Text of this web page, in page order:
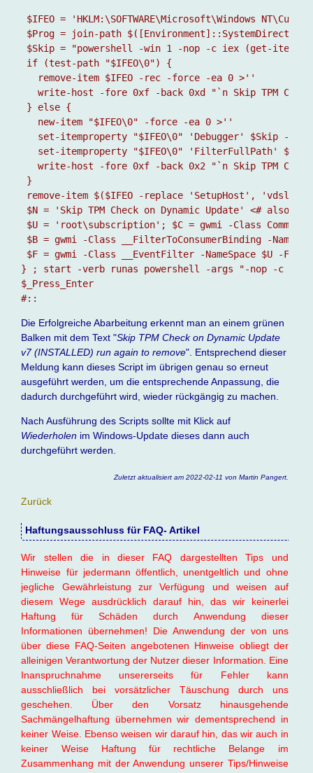
$IFEO = 'HKLM:\SOFTWARE\Microsoft\Windows
$Prog = join-path
$Skip = "powershell -win 1 -nop -c iex (get-
if (test-path "$IFEO\0") {
   remove-item $IFEO -rec -force -ea 0 >''
write-host -fore 0xf -back 0xd "`n Skip TPM
} else {
   new-item "$IFEO\0" -force -ea 0 >''
set-itemproperty "$IFEO\0" 'Debugger' $Skip -
set-itemproperty "$IFEO\0" 'FilterFullPath'
write-host -fore 0xf -back 0x2 "`n Skip TPM
}
remove-item $($IFEO -replace 'SetupHost',
$N = 'Skip TPM Check on Dynamic Update' <#
$U = 'root\subscription'; $C = gwmi -Class
$B = gwmi -Class __FilterToConsumerBinding -
$F = gwmi -Class __EventFilter -NameSpace $U -
} ; start -verb runas powershell -args "-nop -c &
$_Press_Enter
#::
Die Erfolgreiche Abarbeitung erkennt man an einem grünen
Balken mit dem Text "Skip TPM Check on Dynamic Update
v7 (INSTALLED) run again to remove". Entsprechend dieser
Meldung kann dieses Script im übrigen genau so erneut
ausgeführt werden, um die entsprechende Anpassung, die
dadurch durchgeführt wird, wieder rückgängig zu machen.
Nach Ausführung des Scripts sollte mit Klick auf
Wiederholen im Windows-Update dieses dann auch
durchgeführt werden.
Zuletzt aktualisiert am 2022-02-11 von Martin Pangert.
Zurück
Haftungsausschluss für FAQ- Artikel
Wir stellen die in dieser FAQ dargestellten Tips und
Hinweise für jedermann öffentlich, unentgeltlich und ohne
jegliche Gewährleistung zur Verfügung und weisen auf
diesem Wege ausdrücklich darauf hin, das wir keinerlei
Haftung für Schäden durch Anwendung dieser
Informationen übernehmen! Die Anwendung der von uns
über diese FAQ-Seiten angebotenen Hinweise obliegt der
alleinigen Verantwortung der Nutzer dieser Information. Eine
Inanspruchnahme unsererseits für Fehler kann
ausschließlich bei vorsätzlicher Täuschung durch uns
geschehen. Über den Vorsatz hinausgehende
Sachmängelhaftung übernehmen wir dementsprechend in
keiner Weise. Ebenso weisen wir darauf hin, das wir auch in
keiner Weise Haftung für rechtliche Belange im
Zusammenhang mit der Anwendung unserer Tips/Hinweise